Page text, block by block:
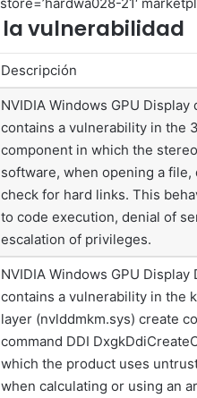
vulnerabilidad
Descripción
NVIDIA Windows GPU Display
contains a vulnerability in the
component in which the
software, when opening a file,
check for hard links. This
to code execution, denial of
escalation of privileges.
NVIDIA Windows GPU Display
contains a vulnerability in the
layer (nvlddmkm.sys) create
command DDI
which the product uses
when calculating or using an